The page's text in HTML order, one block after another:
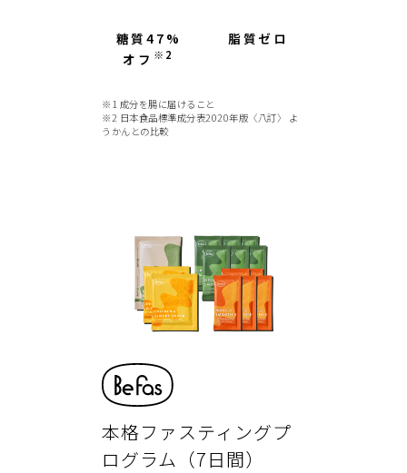
糖質47%
オフ ※2
脂質ゼロ
※1 成分を腸に届けること
※2 日本食品標準成分表2020年版〈八訂〉 よ
うかんとの比較
本格ファスティングプ
ログラム（7日間）